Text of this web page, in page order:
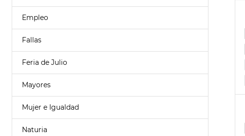
Empleo
Fallas
Feria de Julio
Mayores
Mujer e Igualdad
Naturia